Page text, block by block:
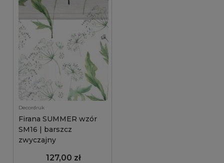
Decordruk
Firana SUMMER wzór
SM16 | barszcz
zwyczajny
127,00 zł